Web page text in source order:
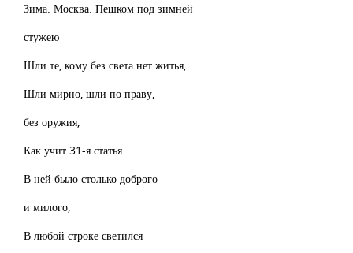
Зима. Москва. Пешком под зимней
стужею
Шли те, кому без света нет житья,
Шли мирно, шли по праву,
без оружия,
Как учит 31-я статья.
В ней было столько доброго
и милого,
В любой строке светился